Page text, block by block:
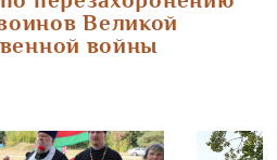
Великой
войны